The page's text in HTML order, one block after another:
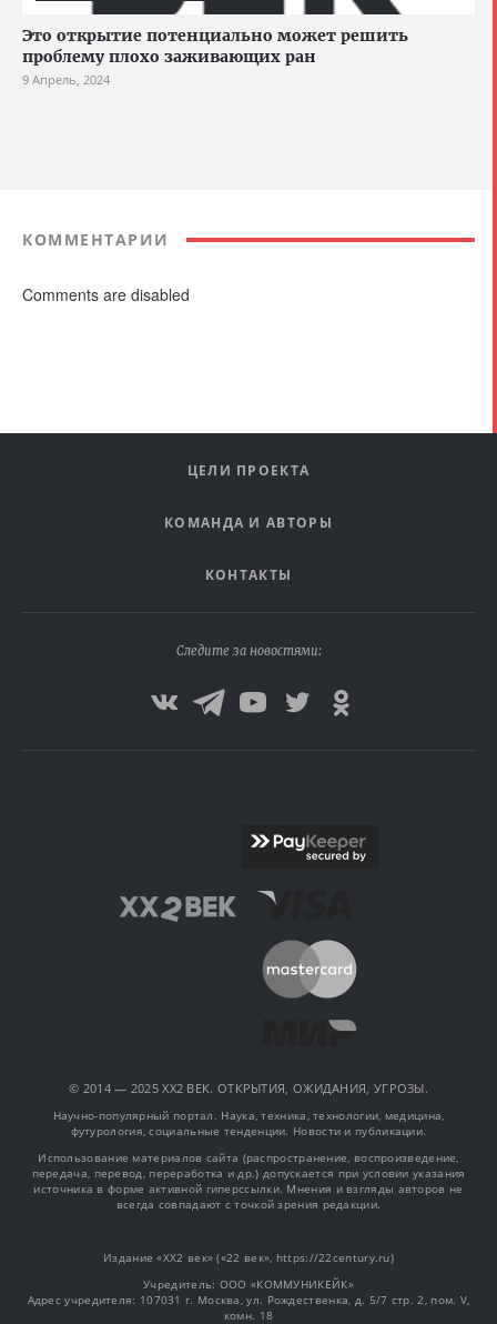
Это открытие потенциально может решить
проблему плохо заживающих ран
9 Апрель, 2024
КОММЕНТАРИИ
Comments are disabled
ЦЕЛИ ПРОЕКТА
КОМАНДА И АВТОРЫ
КОНТАКТЫ
Следите за новостями:
© 2014 — 2025 XX2 ВЕК. ОТКРЫТИЯ, ОЖИДАНИЯ, УГРОЗЫ.
Научно-популярный портал. Наука, техника, технологии, медицина,
футурология, социальные тенденции. Новости и публикации.
Использование материалов сайта (распространение, воспроизведение,
передача, перевод, переработка и др.) допускается при условии указания
источника в форме активной гиперссылки. Мнения и взгляды авторов не
всегда совпадают с точкой зрения редакции.
Издание «XX2 век» («22 век», https://22century.ru)
Учредитель: OOO «КОММУНИКЕЙК»
Адрес учредителя: 107031 г. Москва, ул. Рождественка, д. 5/7 стр. 2, пом. V,
комн. 18